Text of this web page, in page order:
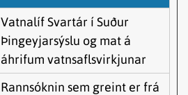
Vatnalíf Svartár í Suður
Þingeyjarsýslu og mat á
áhrifum vatnsaflsvirkjunar
Rannsóknin sem greint er frá